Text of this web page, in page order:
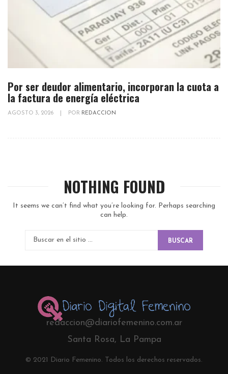
Por ser deudor alimentario, incorporan la cuota a
la factura de energía eléctrica
AGOSTO 3, 2026 POR REDACCION
NOTHING FOUND
It seems we can’t find what you’re looking for. Perhaps searching
can help.
BUSCAR
redaccion@diariofemenino.com.ar
Santa Rosa, La Pampa
© 2021 Diario Femenino. Todos los derechos reservados.